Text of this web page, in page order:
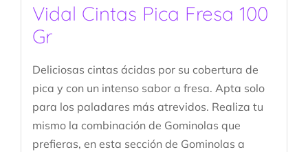
Vidal Cintas Pica Fresa 100
Gr
Deliciosas cintas ácidas por su cobertura de
pica y con un intenso sabor a fresa. Apta solo
para los paladares más atrevidos. Realiza tu
mismo la combinación de Gominolas que
prefieras, en esta sección de Gominolas a